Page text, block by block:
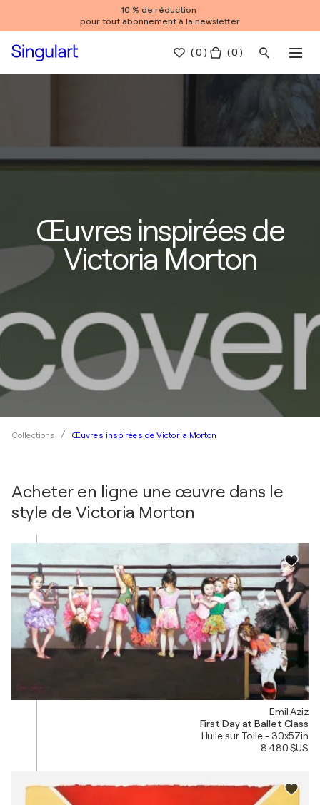
10 % de réduction
pour tout abonnement à la newsletter
(0 ) ( 0 )
Œuvres inspirées de
Victoria Morton
Collections Œuvres inspirées de Victoria Morton
Acheter en ligne une œuvre dans le
style de Victoria Morton
Emil Aziz
First Day at Ballet Class
Huile sur Toile - 30x57in
8 480 $US